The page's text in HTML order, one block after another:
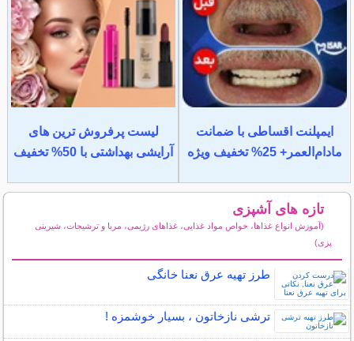
ایمپلنت اقساطی با ضمانت
مادام‌العمر+ 25% تخفیف ویژه
لیست پرفروش ترین های
آرایشی بهداشتی با 50% تخفیف
تازه های آشپزی
(آموزش انواع غذاها، خواص مواد غذایی، غذاهای رژیمی، مربا و ترشیجات، شیرینی
پزی)
طرز تهیه عرق نعنا خانگی
ترشی نازخاتون ، بسیار خوشمزه !